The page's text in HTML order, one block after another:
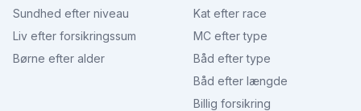
Sundhed efter niveau
Liv efter forsikringssum
Børne efter alder
Kat efter race
MC efter type
Båd efter type
Båd efter længde
Billig forsikring